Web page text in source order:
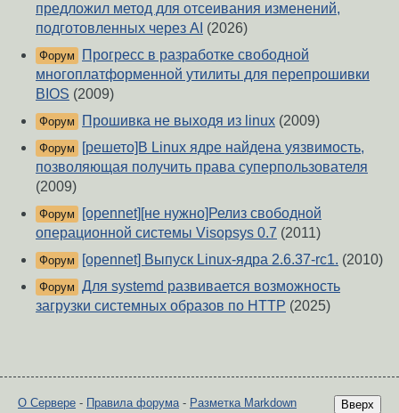
предложил метод для отсеивания изменений,
подготовленных через AI (2026)
Форум
Прогресс в разработке свободной
многоплатформенной утилиты для перепрошивки
BIOS (2009)
Форум Прошивка не выходя из linux (2009)
Форум
[решето]В Linux ядре найдена уязвимость,
позволяющая получить права суперпользователя
(2009)
Форум
[opennet][не нужно]Релиз свободной
операционной системы Visopsys 0.7 (2011)
Форум [opennet] Выпуск Linux-ядра 2.6.37-rc1. (2010)
Форум Для systemd развивается возможность
загрузки системных образов по HTTP (2025)
Вверх
О Сервере - Правила форума- Разметка Markdown